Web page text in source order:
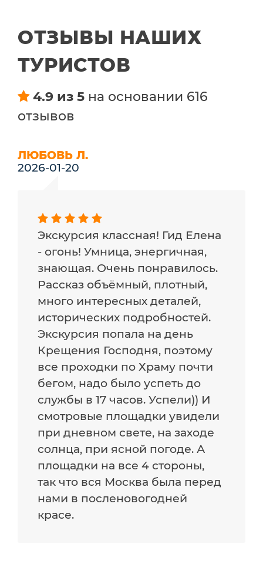
ОТЗЫВЫ НАШИХ
ТУРИСТОВ
4.9 из 5 на основании 616
отзывов
ЛЮБОВЬ Л.
2026-01-20
Экскурсия классная! Гид Елена
- огонь! Умница, энергичная,
знающая. Очень понравилось.
Рассказ объëмный, плотный,
много интересных деталей,
исторических подробностей.
Экскурсия попала на день
Крещения Господня, поэтому
все проходки по Храму почти
бегом, надо было успеть до
службы в 17 часов. Успели)) И
смотровые площадки увидели
при дневном свете, на заходе
солнца, при ясной погоде. А
площадки на все 4 стороны,
так что вся Москва была перед
нами в посленовогодней
красе.